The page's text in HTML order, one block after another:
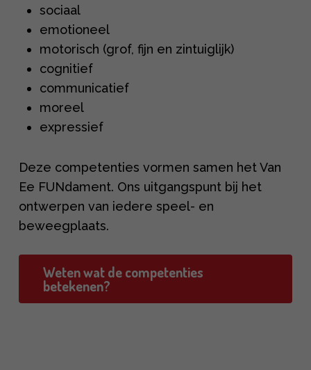
sociaal
emotioneel
motorisch (grof, fijn en zintuiglijk)
cognitief
communicatief
moreel
expressief
Deze competenties vormen samen het Van
Ee FUNdament. Ons uitgangspunt bij het
ontwerpen van iedere speel- en
beweegplaats.
Weten wat de competenties
betekenen?